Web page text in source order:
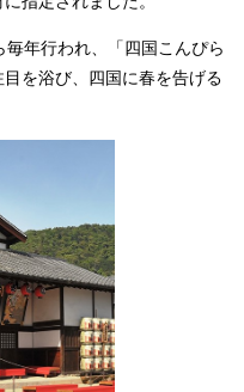
年行われ、「四国こんぴら
を浴び、四国に春を告げる